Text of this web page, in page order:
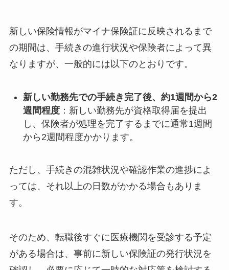
新しい保険情報がマイナ保険証に反映されるまで
の期間は、手続きの進行状況や保険者によって異
なりますが、一般的には以下のとおりです。​
新しい勤務先での手続き完了後、約1週間から2
週間程度：​新しい勤務先が資格取得届を提出
し、保険者が処理を完了するまでに通常1週間
から2週間程度かかります。 ​
ただし、手続きの混雑状況や確認作業の進捗によ
っては、それ以上の日数がかかる場合もありま
す。​
そのため、転職後すぐに医療機関を受診する予定
がある場合は、事前に新しい保険証の発行状況を